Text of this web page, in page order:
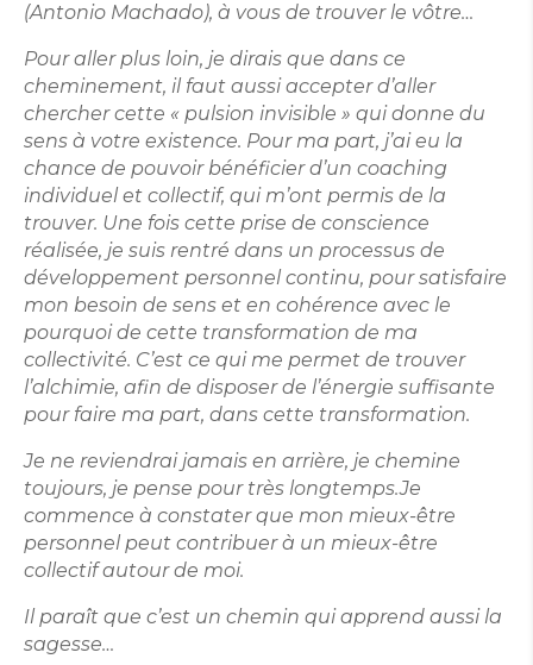
(Antonio Machado), à vous de trouver le vôtre…
Pour aller plus loin, je dirais que dans ce
cheminement, il faut aussi accepter d’aller
chercher cette « pulsion invisible » qui donne du
sens à votre existence. Pour ma part, j’ai eu la
chance de pouvoir bénéficier d’un coaching
individuel et collectif, qui m’ont permis de la
trouver. Une fois cette prise de conscience
réalisée, je suis rentré dans un processus de
développement personnel continu, pour satisfaire
mon besoin de sens et en cohérence avec le
pourquoi de cette transformation de ma
collectivité. C’est ce qui me permet de trouver
l’alchimie, afin de disposer de l’énergie suffisante
pour faire ma part, dans cette transformation.
Je ne reviendrai jamais en arrière, je chemine
toujours, je pense pour très longtemps.Je
commence à constater que mon mieux-être
personnel peut contribuer à un mieux-être
collectif autour de moi.
Il paraît que c’est un chemin qui apprend aussi la
sagesse…